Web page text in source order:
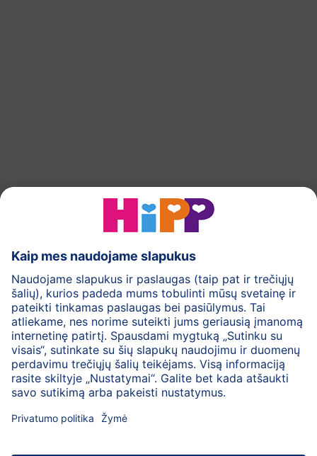
HiPP Pieno mišiniai
HiPP Kūdikių maistas
Odos priežiūra
Nėštumas
Privatumo politika
Bendrosios svetainės naudojimo taisyklės
Rekvizitai
Apie HiPP Kontaktai